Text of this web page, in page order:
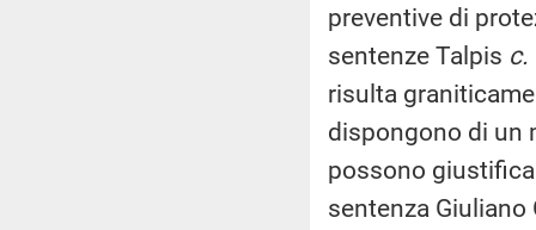
preventive di
sentenze Talpis c.
risulta
dispongono di un
possono
sentenza